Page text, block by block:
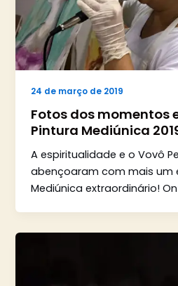
24 de março de 2019
Fotos dos momentos
Pintura Mediúnica
A espiritualidade e o Vovô
abençoaram com mais um
Mediúnica extraordinário!